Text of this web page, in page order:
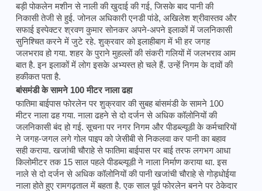
बड़ी पोकलेन मशीन से नाली की खुदाई की गई, जिसके बाद पानी की
निकासी तेजी से हुई. जोनल अधिकारी एनडी पांडे, अखिलेश श्रीवास्तव और
सफाई इस्पेक्टर श्रवण कुमार सोनकर अपने-अपने इलाकों में जलनिकासी
सुनिश्चित करने में जुटे रहे. शुक्रवार को इलाहीबाग में भी हर जगह
जलभराव हो गया. शहर के पुराने मुहल्लों की संकरी गलियों में जलभराव आम
बात है. इन इलाकों में लोग इसके अभ्यस्त हो चले हैं. उन्हें निगम के दावों की
हकीकत पता है.
बांसमंडी के सामने 100 मीटर नाला ढहा
फातिमा बाईपास फोरलेन पर शुक्रवार की सुबह बांसमंडी के सामने 100
मीटर नाला ढह गया. नाला ढहने से दो दर्जन से अधिक कॉलोनियों की
जलनिकासी बंद हो गई. सूचना पर नगर निगम और पीडब्ल्यूडी के कर्मचारियों
ने जगह-जगल लगे गोल पाइप को जेसीबी से निकलवा कर पानी का बहाव
सही कराया. खजांची चौराहे से फातिमा बाईपास पर बाई तरफ लगभग आधा
किलोमीटर तक 15 साल पहले पीडब्ल्यूडी ने नाला निर्माण कराया था. इस
नाले से दो दर्जन से अधिक कॉलोनियों की पानी खजांची चौराहे से गोड़धोईया
नाला होते हुए रामगढ़ताल में बहता है. एक साल पूर्व फोरलेन बनने पर ठेकेदार